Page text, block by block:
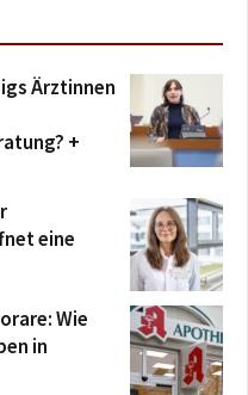
Ärztinnen
+
eine
Wie
in